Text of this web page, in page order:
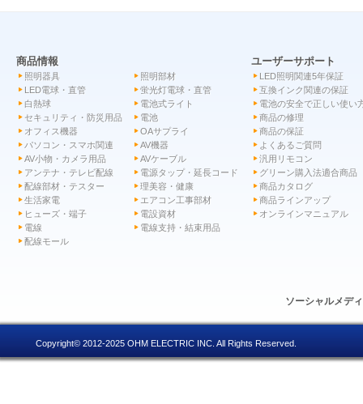
商品情報
照明器具
照明部材
LED電球・直管
蛍光灯電球・直管
白熱球
電池式ライト
セキュリティ・防災用品
電池
オフィス機器
OAサプライ
パソコン・スマホ関連
AV機器
AV小物・カメラ用品
AVケーブル
アンテナ・テレビ配線
電源タップ・延長コード
配線部材・テスター
理美容・健康
生活家電
エアコン工事部材
ヒューズ・端子
電設資材
電線
電線支持・結束用品
配線モール
ユーザーサポート
LED照明関連5年保証
互換インク関連の保証
電池の安全で正しい使い
商品の修理
商品の保証
よくあるご質問
汎用リモコン
グリーン購入法適合商品
商品カタログ
商品ラインアップ
オンラインマニュアル
ソーシャルメデ
Copyright© 2012-2025 OHM ELECTRIC INC. All Rights Reserved.